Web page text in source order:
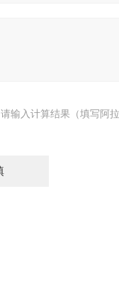
请输入计算结果（填写阿